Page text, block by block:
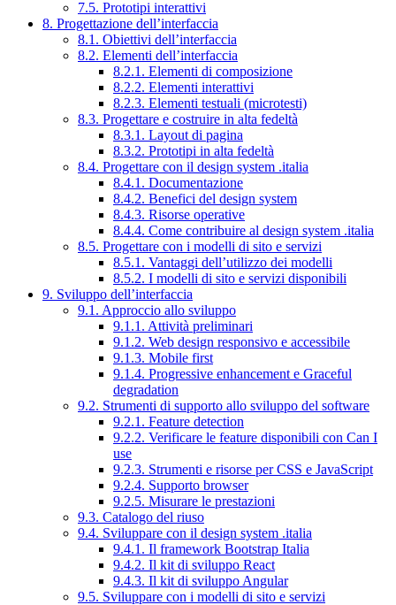
7.5. Prototipi interattivi
8. Progettazione dell’interfaccia
8.1. Obiettivi dell’interfaccia
8.2. Elementi dell’interfaccia
8.2.1. Elementi di composizione
8.2.2. Elementi interattivi
8.2.3. Elementi testuali (microtesti)
8.3. Progettare e costruire in alta fedeltà
8.3.1. Layout di pagina
8.3.2. Prototipi in alta fedeltà
8.4. Progettare con il design system .italia
8.4.1. Documentazione
8.4.2. Benefici del design system
8.4.3. Risorse operative
8.4.4. Come contribuire al design system .italia
8.5. Progettare con i modelli di sito e servizi
8.5.1. Vantaggi dell’utilizzo dei modelli
8.5.2. I modelli di sito e servizi disponibili
9. Sviluppo dell’interfaccia
9.1. Approccio allo sviluppo
9.1.1. Attività preliminari
9.1.2. Web design responsivo e accessibile
9.1.3. Mobile first
9.1.4. Progressive enhancement e Graceful
degradation
9.2. Strumenti di supporto allo sviluppo del software
9.2.1. Feature detection
9.2.2. Verificare le feature disponibili con Can I
use
9.2.3. Strumenti e risorse per CSS e JavaScript
9.2.4. Supporto browser
9.2.5. Misurare le prestazioni
9.3. Catalogo del riuso
9.4. Sviluppare con il design system .italia
9.4.1. Il framework Bootstrap Italia
9.4.2. Il kit di sviluppo React
9.4.3. Il kit di sviluppo Angular
9.5. Sviluppare con i modelli di sito e servizi